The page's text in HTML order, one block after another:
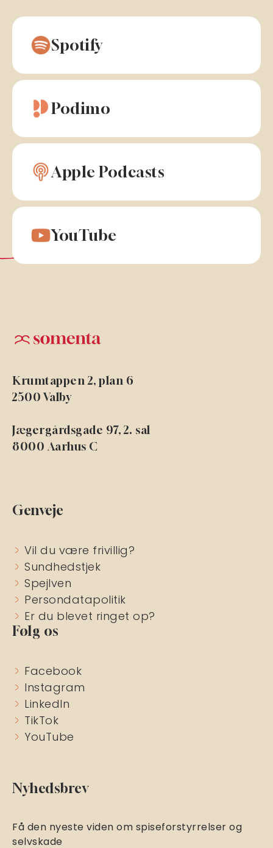
Spotify
Podimo
Apple Podcasts
YouTube
Krumtappen 2, plan 6
2500 Valby
Jægergårdsgade 97, 2. sal
8000 Aarhus C
Genveje
Vil du være frivillig?
Sundhedstjek
Spejlven
Persondatapolitik
Er du blevet ringet op?
Følg os
Facebook
Instagram
LinkedIn
TikTok
YouTube
Nyhedsbrev
Få den nyeste viden om spiseforstyrrelser og
selvskade